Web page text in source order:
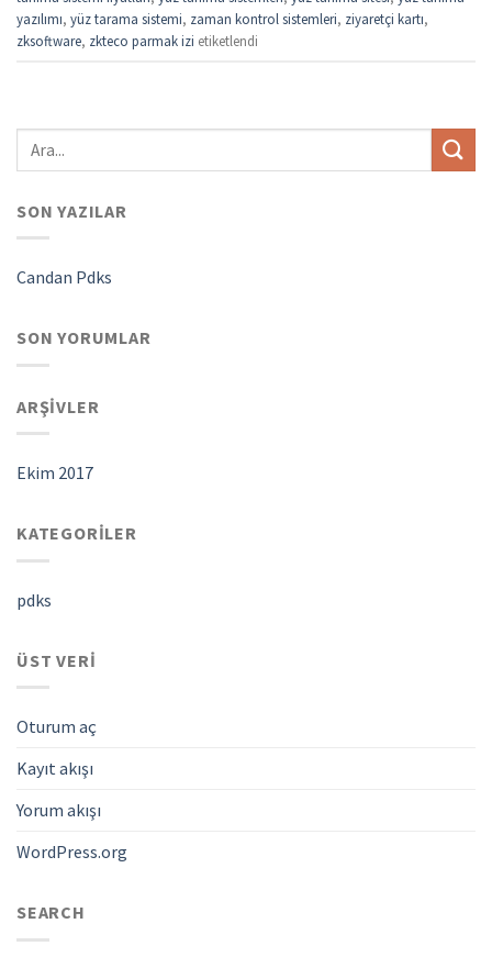
yazılımı, yüz tarama sistemi, zaman kontrol sistemleri, ziyaretçi kartı,
zksoftware, zkteco parmak izi etiketlendi
SON YAZILAR
Candan Pdks
SON YORUMLAR
ARŞIVLER
Ekim 2017
KATEGORILER
pdks
ÜST VERI
Oturum aç
Kayıt akışı
Yorum akışı
WordPress.org
SEARCH